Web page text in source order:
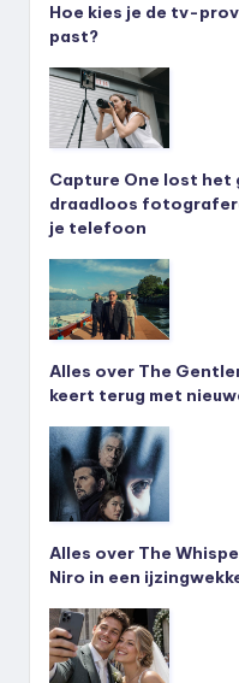
Hoe kies je de tv-
past?
Capture One lost
draadloos
je telefoon
Alles over The
keert terug met
Alles over The
Niro in een